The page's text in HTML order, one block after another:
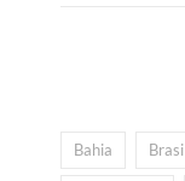
Bahia Brasi